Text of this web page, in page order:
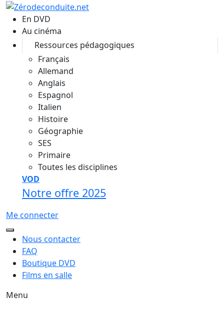
Aller au contenu principal
En DVD
Au cinéma
Ressources pédagogiques
Français
Allemand
Anglais
Espagnol
Italien
Histoire
Géographie
SES
Primaire
Toutes les disciplines
VOD
Notre offre 2025
Me connecter
Nous contacter
FAQ
Boutique DVD
Films en salle
Menu